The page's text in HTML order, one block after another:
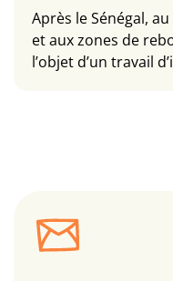
Après le Sénégal,
et aux zones de
l’objet d’un travail